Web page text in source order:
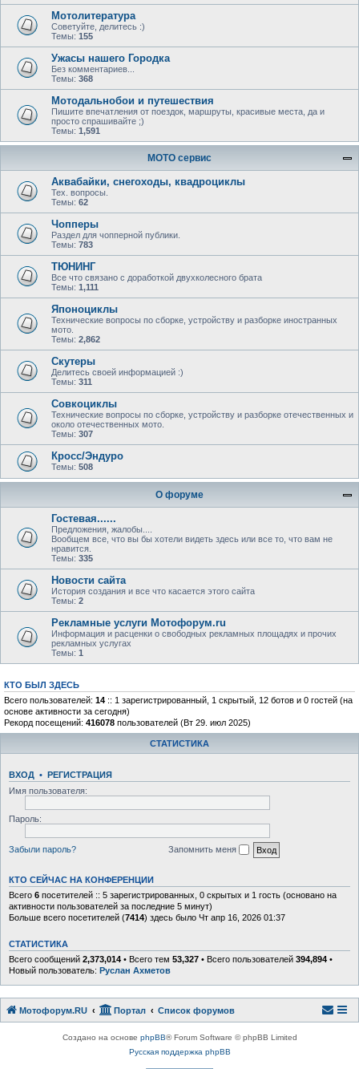
Мотолитература
Советуйте, делитесь :)
Темы: 155
Ужасы нашего Городка
Без комментариев...
Темы: 368
Мотодальнобои и путешествия
Пишите впечатления от поездок, маршруты, красивые места, да и
просто спрашивайте ;)
Темы: 1,591
МОТО сервис
Аквабайки, снегоходы, квадроциклы
Тех. вопросы.
Темы: 62
Чопперы
Раздел для чопперной публики.
Темы: 783
ТЮНИНГ
Все что связано с доработкой двухколесного брата
Темы: 1,111
Японоциклы
Технические вопросы по сборке, устройству и разборке иностранных
мото.
Темы: 2,862
Скутеры
Делитесь своей информацией :)
Темы: 311
Совкоциклы
Технические вопросы по сборке, устройству и разборке отечественных и
около отечественных мото.
Темы: 307
Кросс/Эндуро
Темы: 508
О форуме
Гостевая......
Предложения, жалобы....
Вообщем все, что вы бы хотели видеть здесь или все то, что вам не
нравится.
Темы: 335
Новости сайта
История создания и все что касается этого сайта
Темы: 2
Рекламные услуги Мотофорум.ru
Информация и расценки о свободных рекламных площадях и прочих
рекламных услугах
Темы: 1
КТО БЫЛ ЗДЕСЬ
Всего пользователей: 14 :: 1 зарегистрированный, 1 скрытый, 12 ботов и 0 гостей (на
основе активности за сегодня)
Рекорд посещений: 416078 пользователей (Вт 29. июл 2025)
СТАТИСТИКА
ВХОД • РЕГИСТРАЦИЯ
Имя пользователя:
Пароль:
Забыли пароль? Запомнить меня
КТО СЕЙЧАС НА КОНФЕРЕНЦИИ
Всего 6 посетителей :: 5 зарегистрированных, 0 скрытых и 1 гость (основано на
активности пользователей за последние 5 минут)
Больше всего посетителей (7414) здесь было Чт апр 16, 2026 01:37
СТАТИСТИКА
Всего сообщений 2,373,014 • Всего тем 53,327 • Всего пользователей 394,894 •
Новый пользователь: Руслан Ахметов
Мотофорум.RU Портал Список форумов
Создано на основе phpBB® Forum Software © phpBB Limited
Русская поддержка phpBB